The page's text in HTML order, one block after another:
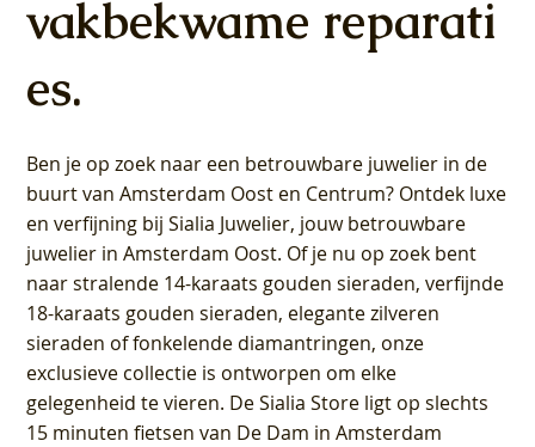
vakbekwame reparati
es.
Ben je op zoek naar een betrouwbare juwelier in de
buurt van Amsterdam Oost en Centrum? Ontdek luxe
en verfijning bij Sialia Juwelier, jouw betrouwbare
juwelier in Amsterdam Oost. Of je nu op zoek bent
naar stralende 14-karaats gouden sieraden, verfijnde
18-karaats gouden sieraden, elegante zilveren
sieraden of fonkelende diamantringen, onze
exclusieve collectie is ontworpen om elke
gelegenheid te vieren. De Sialia Store ligt op slechts
15 minuten fietsen van De Dam in Amsterdam